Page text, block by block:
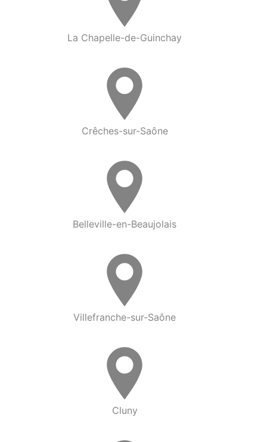
La Chapelle-de-Guinchay
Crêches-sur-Saône
Belleville-en-Beaujolais
Villefranche-sur-Saône
Cluny